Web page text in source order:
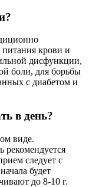
крови и
дисфункции,
боли, для борьбы
с диабетом и
в день?
виде.
рекомендуется
следует с
будет
до 8-10 г.